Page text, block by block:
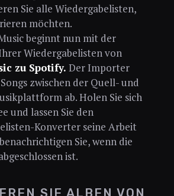
Sie alle Wiedergabelisten,
möchten.
beginnt nun mit der
Wiedergabelisten von
zu Spotify. Der Importer
zwischen der Quell- und
ab. Holen Sie sich
und lassen Sie den
Konverter seine Arbeit
Sie, wenn die
ist.
SIE ALBEN VON